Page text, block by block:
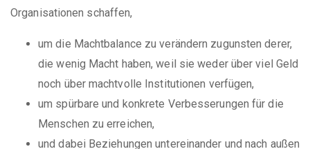
Organisationen schaffen,
um die Machtbalance zu verändern zugunsten derer,
die wenig Macht haben, weil sie weder über viel Geld
noch über machtvolle Institutionen verfügen,
um spürbare und konkrete Verbesserungen für die
Menschen zu erreichen,
und dabei Beziehungen untereinander und nach außen